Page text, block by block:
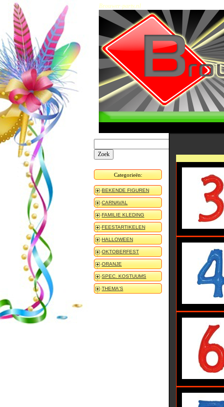
Brouwer-party.nl
Categorieën:
BEKENDE FIGUREN
CARNAVAL
FAMILIE KLEDING
FEESTARTIKELEN
HALLOWEEN
OKTOBERFEST
ORANJE
SPEC. KOSTUUMS
THEMA'S